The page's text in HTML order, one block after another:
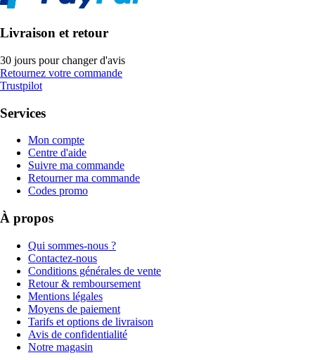
Livraison et retour
30 jours pour changer d'avis
Retournez votre commande
Trustpilot
Services
Mon compte
Centre d'aide
Suivre ma commande
Retourner ma commande
Codes promo
À propos
Qui sommes-nous ?
Contactez-nous
Conditions générales de vente
Retour & remboursement
Mentions légales
Moyens de paiement
Tarifs et options de livraison
Avis de confidentialité
Notre magasin